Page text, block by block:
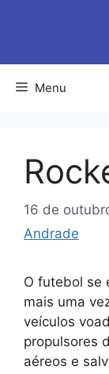
conteúdo
Menu
16 de
Andrade
O futebol se
mais uma
veículos
propulsores
aéreos e